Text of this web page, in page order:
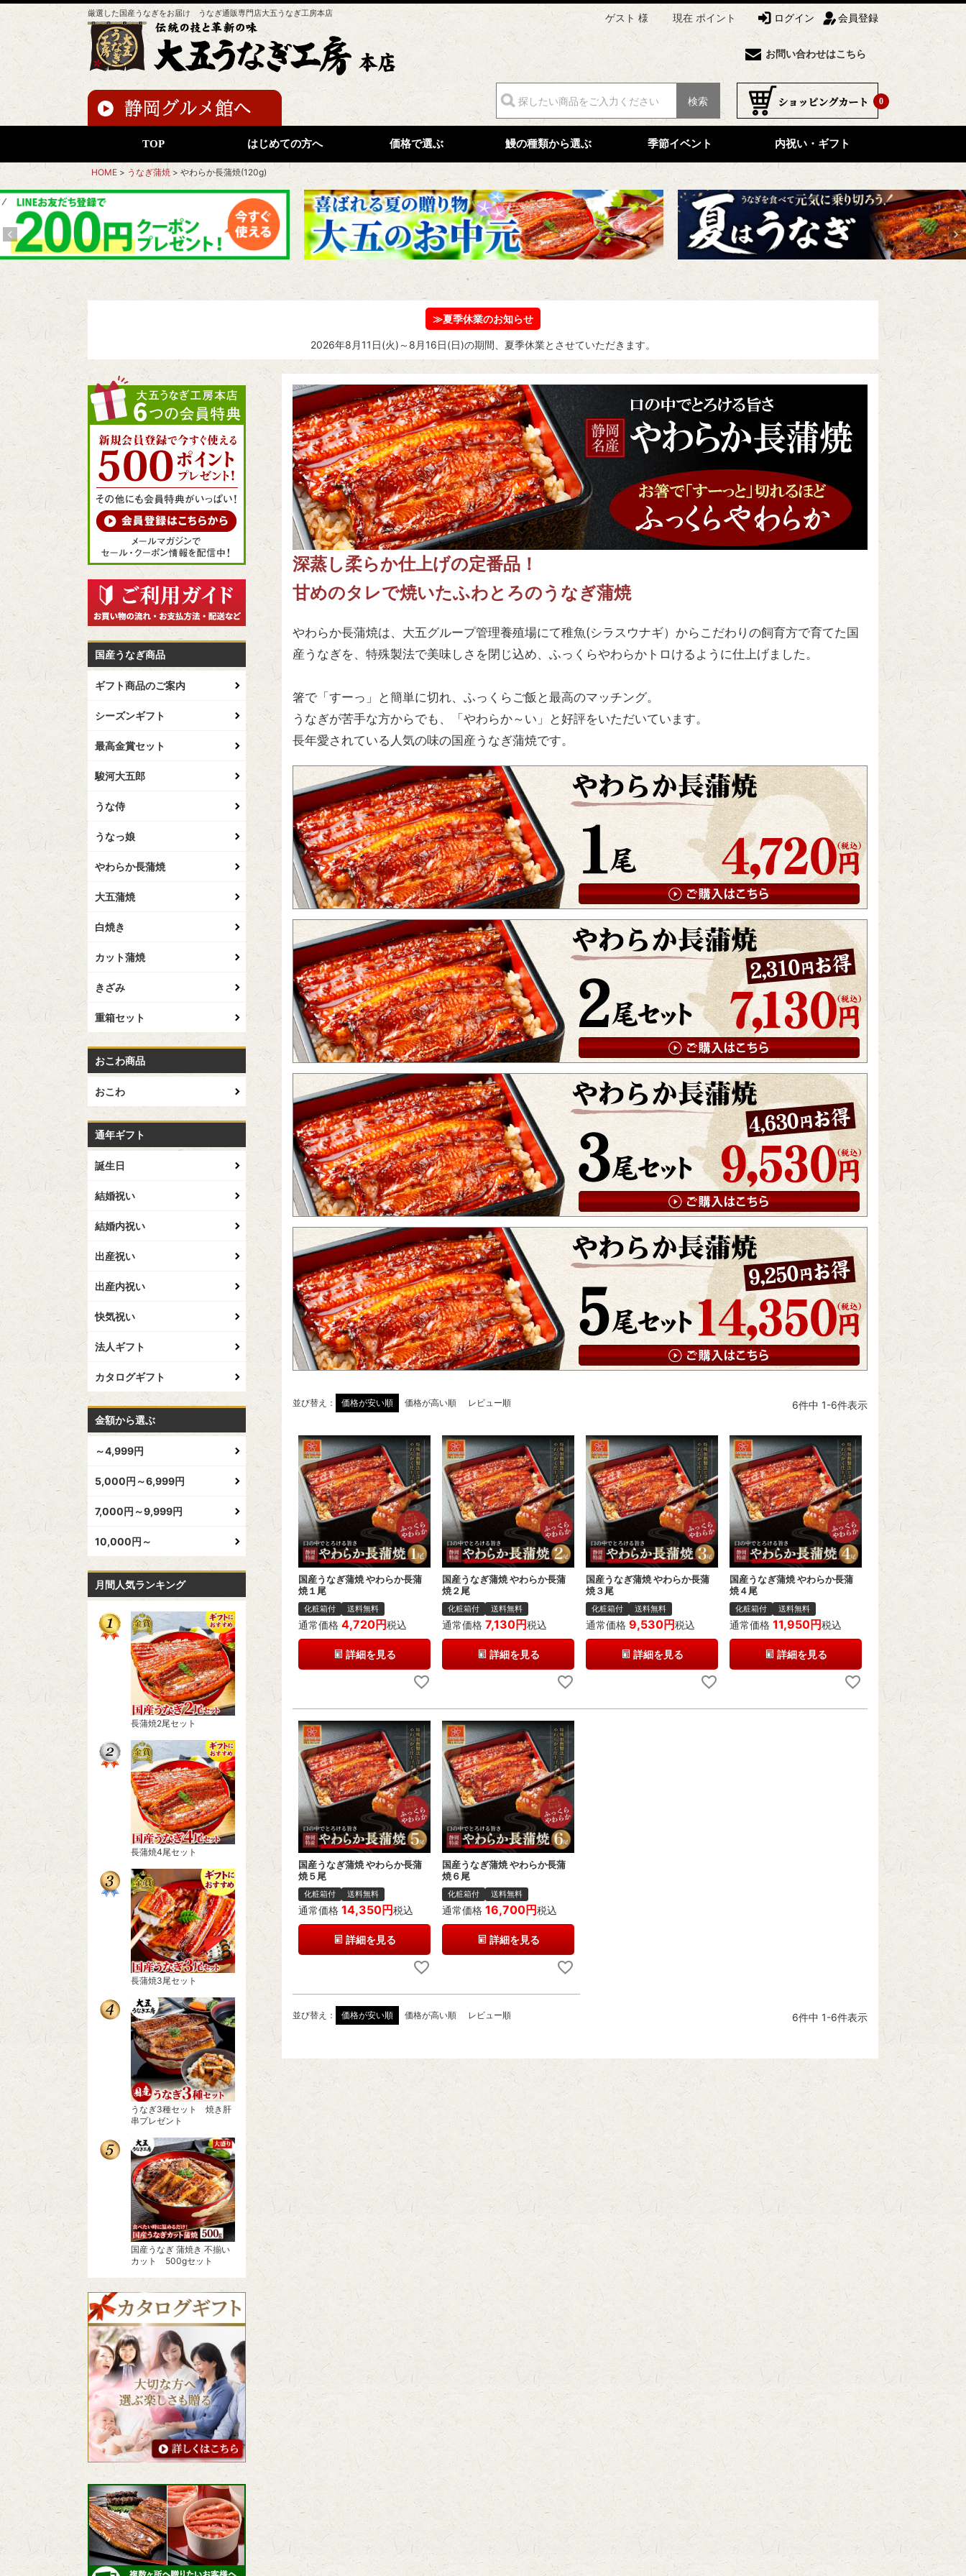
厳選した国産うなぎをお届け うなぎ通販専門店大五うなぎ工房本店 ゲスト 様 現在 ポイント ログイン 会員登録
お問い合わせはこちら
0
検索
TOP はじめての方へ 価格で選ぶ 鰻の種類から選ぶ 季節イベント 内祝い・ギフト
HOME うなぎ蒲焼 やわらか長蒲焼(120g)
≫夏季休業のお知らせ
2026年8月11日(火)～8月16日(日)の期間、夏季休業とさせていただきます。
国産うなぎ商品
ギフト商品のご案内
シーズンギフト
最高金賞セット
駿河大五郎
うな侍
うなっ娘
やわらか長蒲焼
大五蒲焼
白焼き
カット蒲焼
きざみ
重箱セット
おこわ商品
おこわ
通年ギフト
誕生日
結婚祝い
結婚内祝い
出産祝い
出産内祝い
快気祝い
法人ギフト
カタログギフト
金額から選ぶ
～4,999円
5,000円～6,999円
7,000円～9,999円
10,000円～
月間人気ランキング
長蒲焼2尾セット
長蒲焼4尾セット
長蒲焼3尾セット
うなぎ3種セット 焼き肝
串プレゼント
国産うなぎ 蒲焼き 不揃い
カット 500gセット
深蒸し柔らか仕上げの定番品！
甘めのタレで焼いたふわとろのうなぎ蒲焼
やわらか長蒲焼は、大五グループ管理養殖場にて稚魚(シラスウナギ）からこだわりの飼育方で育てた国
産うなぎを、特殊製法で美味しさを閉じ込め、ふっくらやわらかトロけるように仕上げました。
箸で「すーっ」と簡単に切れ、ふっくらご飯と最高のマッチング。
うなぎが苦手な方からでも、「やわらか～い」と好評をいただいています。
長年愛されている人気の味の国産うなぎ蒲焼です。
並び替え 価格が安い順 価格が高い順 レビュー順 6件中 1-6件表示
国産うなぎ蒲焼 やわらか長蒲
焼１尾
化粧箱付 送料無料
通常価格 4,720 税込
詳細を見る
国産うなぎ蒲焼 やわらか長蒲
焼２尾
化粧箱付 送料無料
通常価格 7,130 税込
詳細を見る
国産うなぎ蒲焼 やわらか長蒲
焼３尾
化粧箱付 送料無料
通常価格 9,530 税込
詳細を見る
国産うなぎ蒲焼 やわらか長蒲
焼４尾
化粧箱付 送料無料
通常価格 11,950 税込
詳細を見る
国産うなぎ蒲焼 やわらか長蒲
焼５尾
化粧箱付 送料無料
通常価格 14,350 税込
詳細を見る
国産うなぎ蒲焼 やわらか長蒲
焼６尾
化粧箱付 送料無料
通常価格 16,700 税込
詳細を見る
並び替え 価格が安い順 価格が高い順 レビュー順 6件中 1-6件表示